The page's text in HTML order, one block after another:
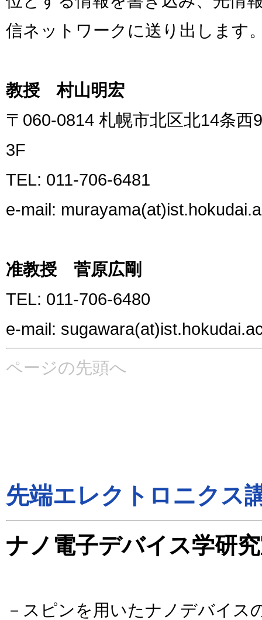
信ネットワークに送り出します
教授 村山明宏
〒060-0814 札幌市北区北14条
3F
TEL: 011-706-6481
e-mail:
准教授 菅原広剛
TEL: 011-706-6480
e-mail:
ページの先頭へ
先端エレクトロニクス
ナノ電子デバイス学研
－スピンを用いたナノデバイス